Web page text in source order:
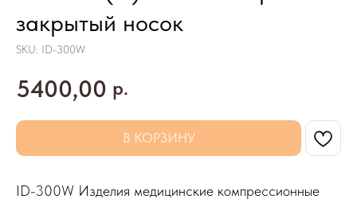
закрытый носок
SKU: ID-300W
5400,00 р.
В КОРЗИНУ
ID-300W Изделия медицинские компрессионные